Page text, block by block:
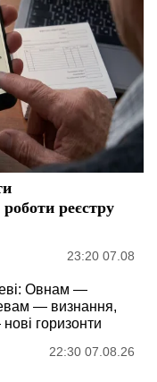
реєстру
23:20 07.08
Овнам —
— визнання,
горизонти
22:30 07.08.26